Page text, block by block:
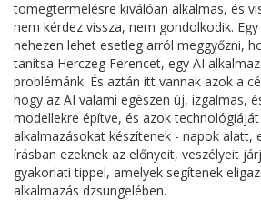
tömegtermelésre kiválóan alkalmas, és
nem kérdez vissza, nem gondolkodik.
nehezen lehet esetleg arról meggyőzni,
tanítsa Herczeg Ferencet, egy AI
problémánk. És aztán itt vannak azok a
hogy az AI valami egészen új, izgalmas,
modellekre építve, és azok
alkalmazásokat készítenek - napok alatt,
írásban ezeknek az előnyeit, veszélyeit
gyakorlati tippel, amelyek segítenek
alkalmazás dzsungelében.